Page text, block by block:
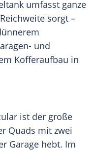
umfasst ganze
sorgt –
und
Kofferaufbau in
ist der große
Quads mit zwei
Garage hebt. Im